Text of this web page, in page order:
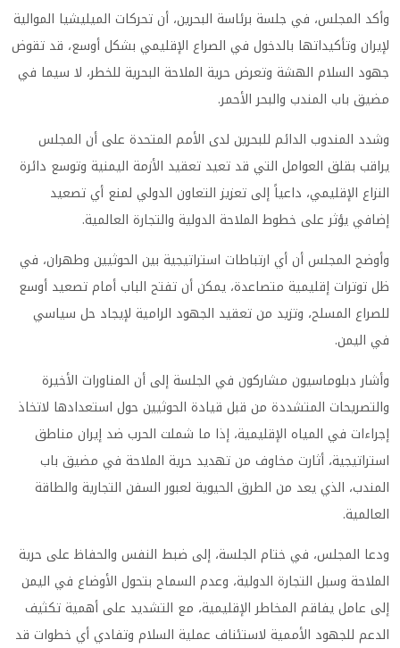
وأكد المجلس، في جلسة برئاسة البحرين، أن تحركات الميليشيا الموالية
لإيران وتأكيداتها بالدخول في الصراع الإقليمي بشكل أوسع، قد تقوض
جهود السلام الهشة وتعرض حرية الملاحة البحرية للخطر، لا سيما في
مضيق باب المندب والبحر الأحمر.
وشدد المندوب الدائم للبحرين لدى الأمم المتحدة على أن المجلس
يراقب بقلق العوامل التي قد تعيد تعقيد الأزمة اليمنية وتوسع دائرة
النزاع الإقليمي، داعياً إلى تعزيز التعاون الدولي لمنع أي تصعيد
إضافي يؤثر على خطوط الملاحة الدولية والتجارة العالمية.
وأوضح المجلس أن أي ارتباطات استراتيجية بين الحوثيين وطهران، في
ظل توترات إقليمية متصاعدة، يمكن أن تفتح الباب أمام تصعيد أوسع
للصراع المسلح، وتزيد من تعقيد الجهود الرامية لإيجاد حل سياسي
في اليمن.
وأشار دبلوماسيون مشاركون في الجلسة إلى أن المناورات الأخيرة
والتصريحات المتشددة من قبل قيادة الحوثيين حول استعدادها لاتخاذ
إجراءات في المياه الإقليمية، إذا ما شملت الحرب ضد إيران مناطق
استراتيجية، أثارت مخاوف من تهديد حرية الملاحة في مضيق باب
المندب، الذي يعد من الطرق الحيوية لعبور السفن التجارية والطاقة
العالمية.
ودعا المجلس، في ختام الجلسة، إلى ضبط النفس والحفاظ على حرية
الملاحة وسبل التجارة الدولية، وعدم السماح بتحول الأوضاع في اليمن
إلى عامل يفاقم المخاطر الإقليمية، مع التشديد على أهمية تكثيف
الدعم للجهود الأممية لاستئناف عملية السلام وتفادي أي خطوات قد